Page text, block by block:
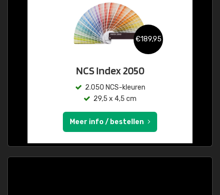
€189,95
NCS Index 2050
2.050 NCS-kleuren
29,5 x 4,5 cm
Meer info / bestellen